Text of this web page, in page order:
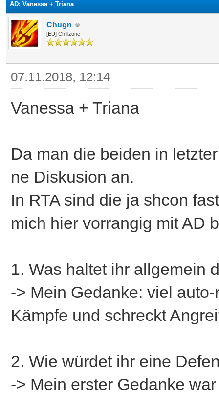
AD: Vanessa + Triana
Chugn
[EU] Ch!llzone
07.11.2018, 12:14
Vanessa + Triana
Da man die beiden in
ne Diskusion an.
In RTA sind die ja shcon
mich hier vorrangig mit AD
1. Was haltet ihr allgemein
-> Mein Gedanke: viel
Kämpfe und schreckt
2. Wie würdet ihr eine
-> Mein erster Gedanke